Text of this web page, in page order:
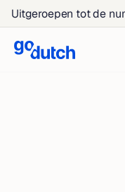
Uitgeroepen tot de